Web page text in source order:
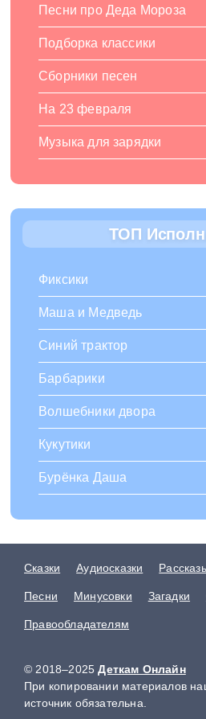
Песни про Деда Мороза
Подборка классики
Сборники песен
На 23 февраля
Музыка для зарядки
ТОП
Фиксики
Маша и Медведь
Синий трактор
Барбарики
Волшебники двора
Кукутики
Бурёнка Даша
Сказки Аудиосказки
Песни Минусовки Загадки
Правообладателям
© 2018–2025Деткам Онлайн
При копировании материалов
источник обязательна.